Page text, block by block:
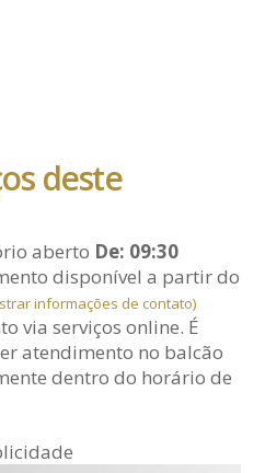
deste
aberto De: 09:30
disponível a partir do
informações de contato)
via serviços online. É
atendimento no balcão
dentro do horário de